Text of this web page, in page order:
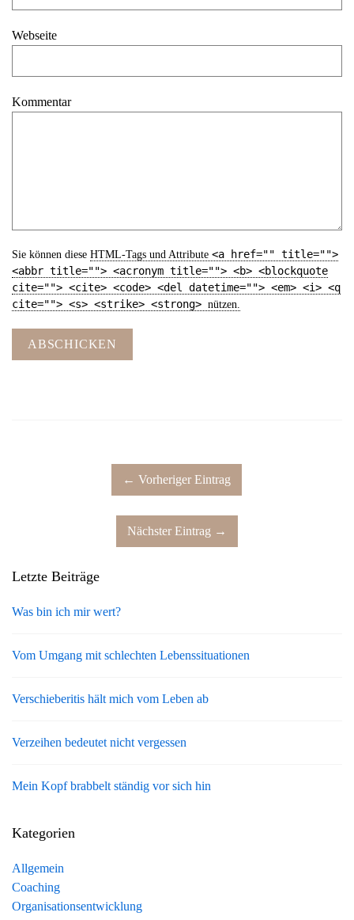
Webseite
Kommentar
Sie können diese HTML-Tags und Attribute <a href="" title="">
<abbr title=""> <acronym title=""> <b> <blockquote
cite=""> <cite> <code> <del datetime=""> <em> <i> <q
cite=""> <s> <strike> <strong> nützen.
ABSCHICKEN
← Vorheriger Eintrag
Nächster Eintrag →
Letzte Beiträge
Was bin ich mir wert?
Vom Umgang mit schlechten Lebenssituationen
Verschieberitis hält mich vom Leben ab
Verzeihen bedeutet nicht vergessen
Mein Kopf brabbelt ständig vor sich hin
Kategorien
Allgemein
Coaching
Organisationsentwicklung